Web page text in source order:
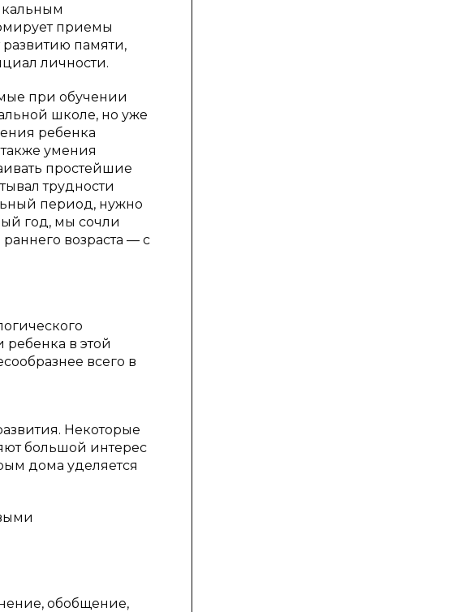
приемы
развитию памяти,
личности.
при обучении
школе, но уже
ребенка
умения
простейшие
трудности
период, нужно
год, мы сочли
возраста — с
в этой
всего в
Некоторые
большой интерес
дома уделяется
обобщение,